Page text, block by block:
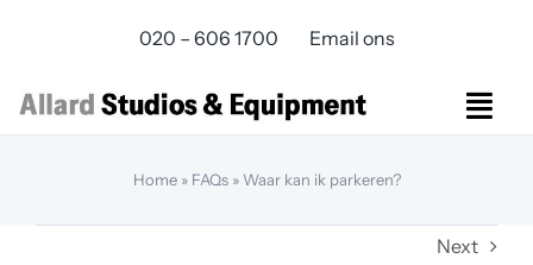
020 – 606 1700 Email ons
Studios RentalHome» FAQs» Waar kan ik parkeren?
Next